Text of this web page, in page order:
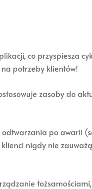
co przyspiesza
potrzeby klientów!
zasoby do
po awarii
nigdy nie